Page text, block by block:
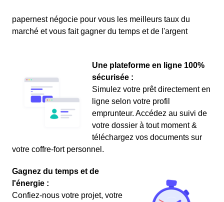
papernest négocie pour vous les meilleurs taux du
marché et vous fait gagner du temps et de l'argent
Une plateforme en ligne 100%
sécurisée :
Simulez votre prêt directement en
ligne selon votre profil
emprunteur. Accédez au suivi de
votre dossier à tout moment &
téléchargez vos documents sur
votre coffre-fort personnel.
Gagnez du temps et de
l'énergie :
Confiez-nous votre projet, votre